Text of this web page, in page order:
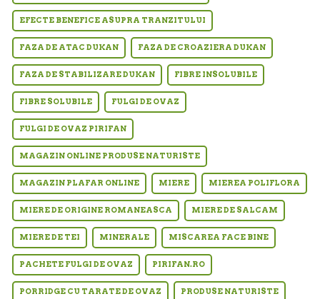
EFECTE BENEFICE ASUPRA TRANZITULUI
FAZA DE ATAC DUKAN FAZA DE CROAZIERA DUKAN
FAZA DE STABILIZARE DUKAN FIBRE INSOLUBILE
FIBRE SOLUBILE FULGI DE OVAZ
FULGI DE OVAZ PIRIFAN
MAGAZIN ONLINE PRODUSE NATURISTE
MAGAZIN PLAFAR ONLINE MIERE MIEREA POLIFLORA
MIERE DE ORIGINE ROMANEASCA MIERE DE SALCAM
MIERE DE TEI MINERALE MISCAREA FACE BINE
PACHETE FULGI DE OVAZ PIRIFAN.RO
PORRIDGE CU TARATE DE OVAZ PRODUSE NATURISTE